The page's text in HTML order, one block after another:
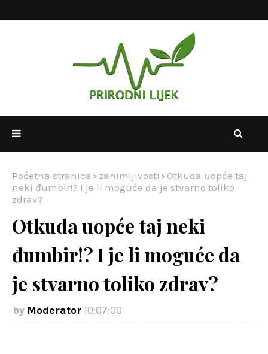
Početna stranica zanimljivosti
Otkuda uopće taj
neki đumbir!? I je li moguće da je stvarno toliko
zdrav?
Otkuda uopće taj neki
đumbir!? I je li moguće da
je stvarno toliko zdrav?
Moderator 10:07:00